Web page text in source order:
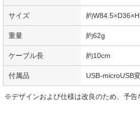
サイズ 約
重量 約62g
ケーブル長 約10cm
付属品 USB-microUSB
※デザインおよび仕様は改良のため、予告